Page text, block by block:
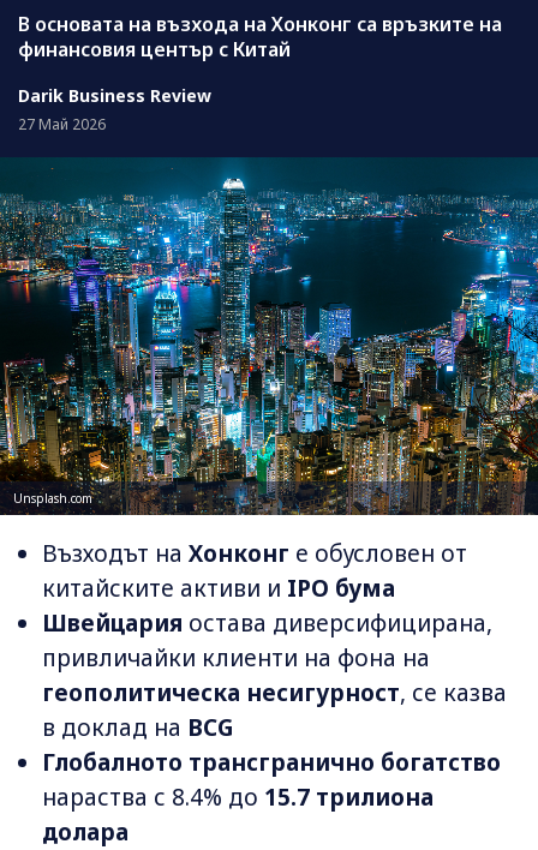
В основата на възхода на Хонконг са връзките на
финансовия център с Китай
Darik Business Review
27 Май 2026
Unsplash.com
Възходът на Хонконг е обусловен от
китайските активи и IPO бума
Швейцария остава диверсифицирана,
привличайки клиенти на фона на
геополитическа несигурност, се казва
в доклад на BCG
Глобалното трансгранично богатство
нараства с 8.4% до 15.7 трилиона
долара